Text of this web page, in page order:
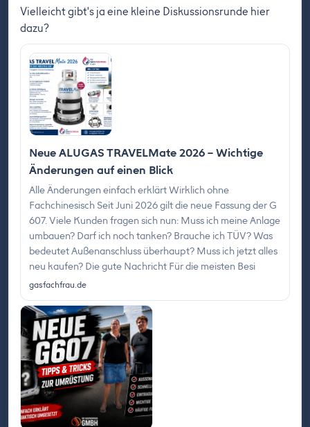
Vielleicht gibt's ja eine kleine Diskussionsrunde hier
dazu?
Neue ALUGAS TRAVELMate 2026 – Wichtige
Änderungen auf einen Blick
Alle Änderungen einfach erklärt Wirklich ohne
Fachchinesisch Seit Juni 2026 gilt die neue Fassung der G
607. Viele Kunden fragen sich nun: Muss ich meine Anlage
umbauen? Darf ich noch tanken? Brauche ich TÜV? Was
bedeutet Außenanschluss überhaupt? Muss ich jetzt alles
neu kaufen? Die gute Nachricht Für die meisten Besi
gasfachfrau.de